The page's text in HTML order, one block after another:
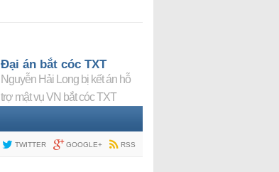
Đại án bắt cóc TXT
Nguyễn Hải Long bị kết án hỗ
trợ mật vụ VN bắt cóc TXT
TWITTER GOOGLE+ RSS